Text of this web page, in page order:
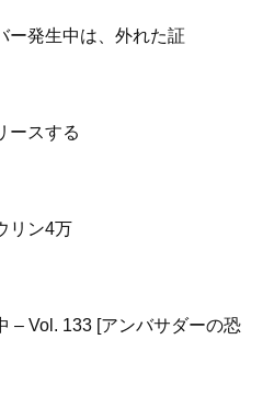
ー発生中は、外れた証
ースする
リン4万
– Vol. 133 [アンバサダーの恐